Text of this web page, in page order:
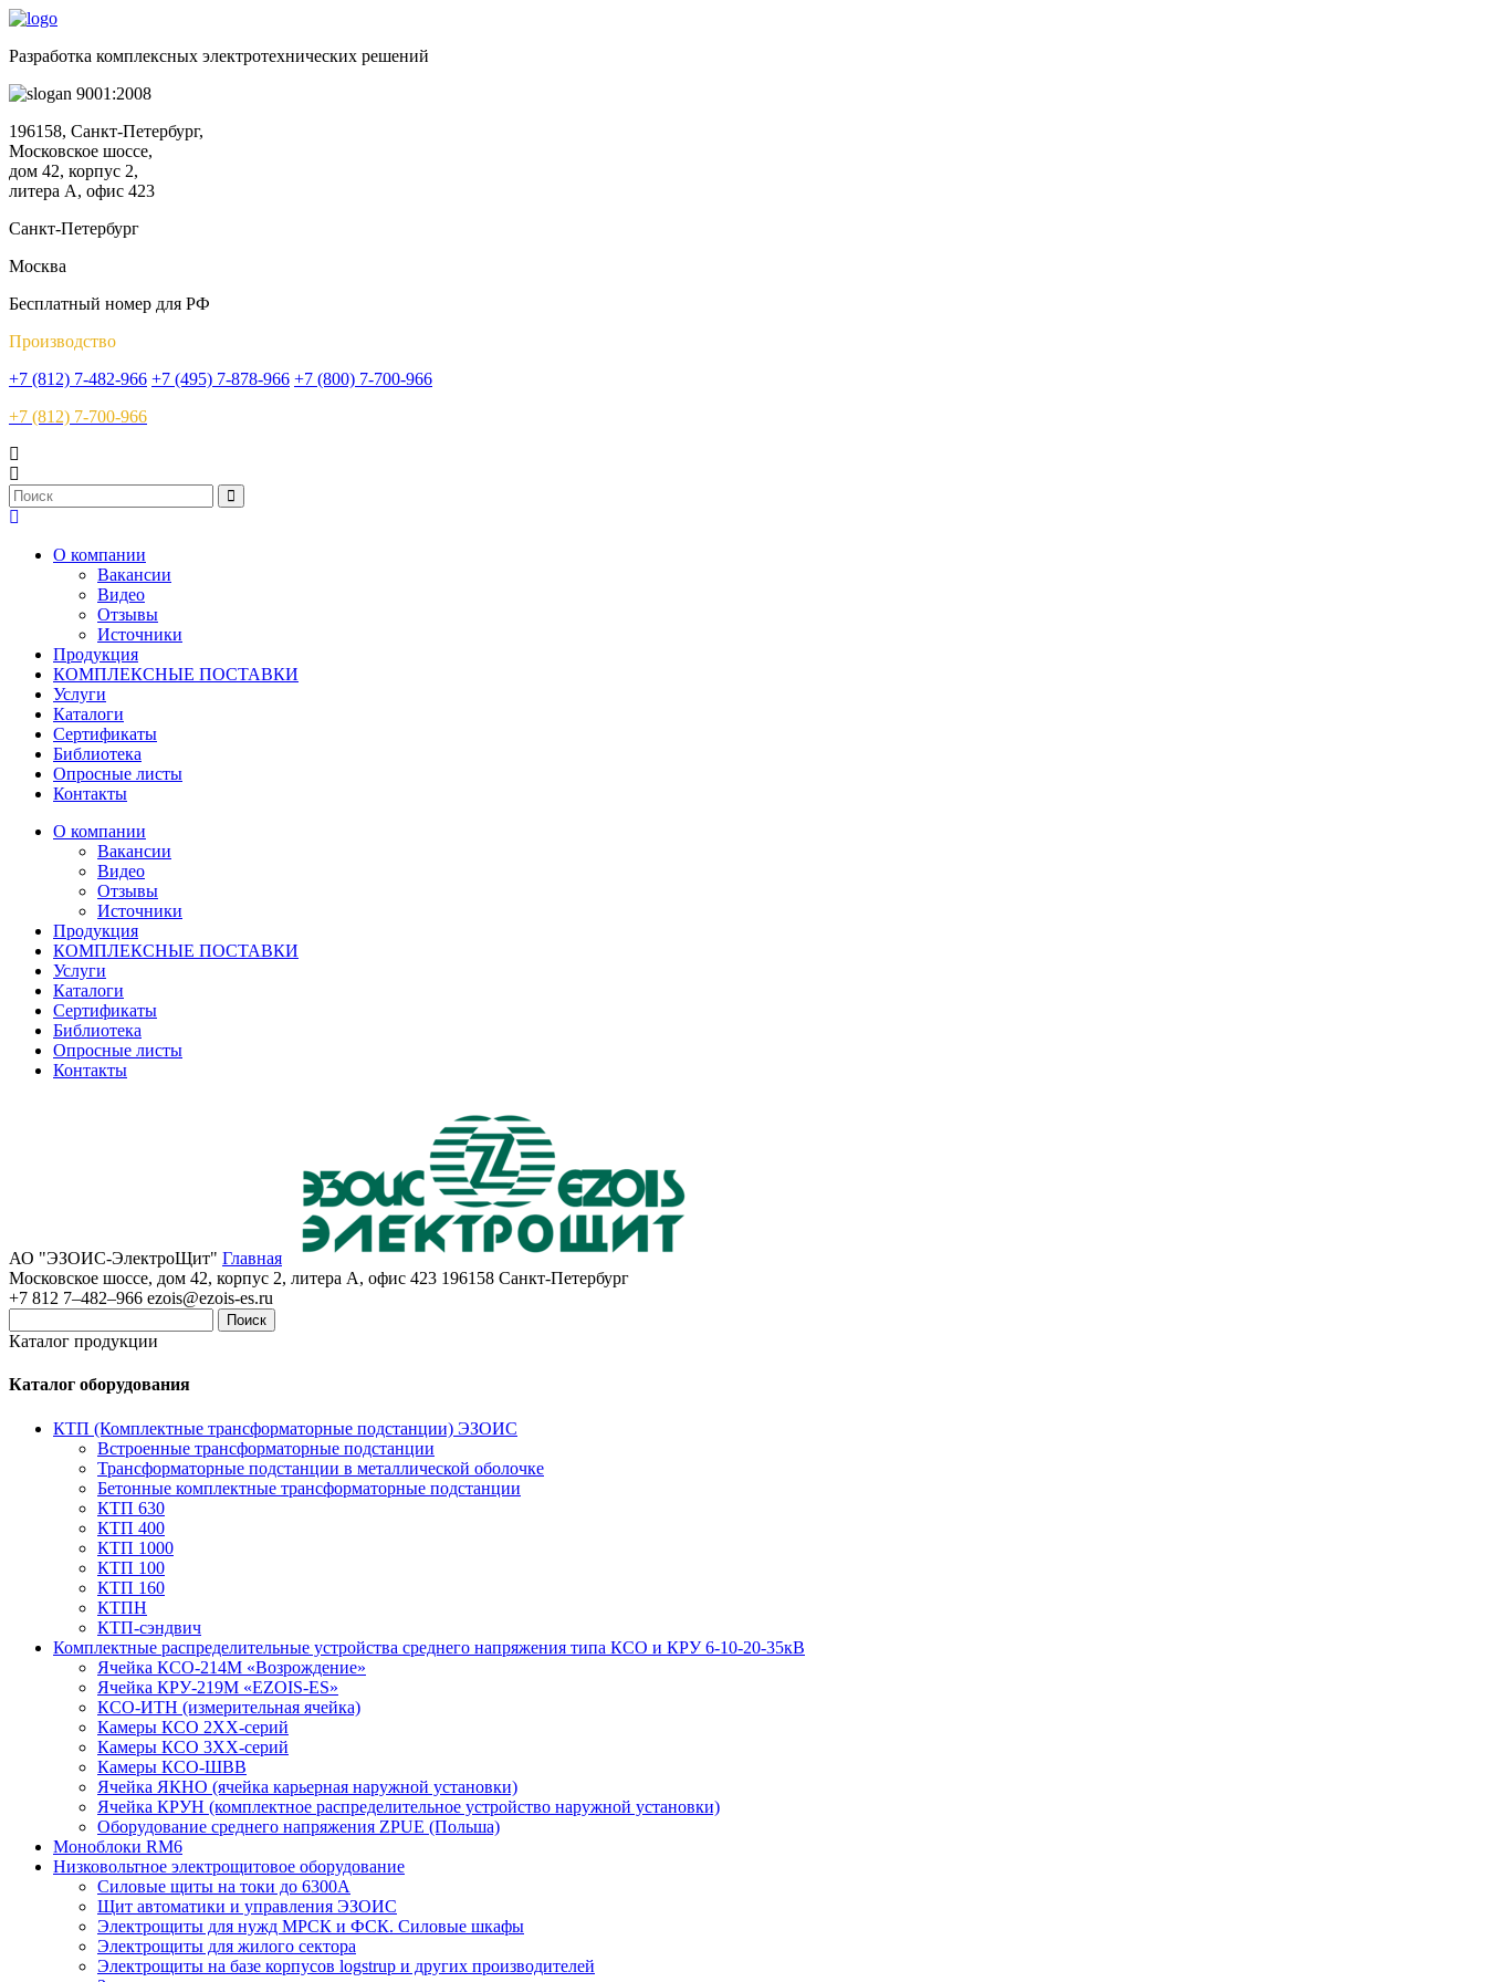
Разработка комплексных электротехнических решений
9001:2008
196158, Санкт-Петербург,
Московское шоссе,
дом 42, корпус 2,
литера А, офис 423
Санкт-Петербург
Москва
Бесплатный номер для РФ
Производство
+7 (812) 7-482-966 +7 (495) 7-878-966 +7 (800) 7-700-966
+7 (812) 7-700-966
О компании
Вакансии
Видео
Отзывы
Источники
Продукция
КОМПЛЕКСНЫЕ ПОСТАВКИ
Услуги
Каталоги
Сертификаты
Библиотека
Опросные листы
Контакты
О компании
Вакансии
Видео
Отзывы
Источники
Продукция
КОМПЛЕКСНЫЕ ПОСТАВКИ
Услуги
Каталоги
Сертификаты
Библиотека
Опросные листы
Контакты
АО "ЭЗОИС-ЭлектроЩит" Главная
Московское шоссе, дом 42, корпус 2, литера А, офис 423 196158 Санкт-Петербург
+7 812 7–482–966 ezois@ezois-es.ru
Поиск
Каталог продукции
Каталог оборудования
КТП (Комплектные трансформаторные подстанции) ЭЗОИС
Встроенные трансформаторные подстанции
Трансформаторные подстанции в металлической оболочке
Бетонные комплектные трансформаторные подстанции
КТП 630
КТП 400
КТП 1000
КТП 100
КТП 160
КТПН
КТП-сэндвич
Комплектные распределительные устройства среднего напряжения типа КСО и КРУ 6-10-20-35кВ
Ячейка КСО-214М «Возрождение»
Ячейка КРУ-219М «EZOIS-ES»
КСО-ИТН (измерительная ячейка)
Камеры КСО 2ХХ-серий
Камеры КСО 3ХХ-серий
Камеры КСО-ШВВ
Ячейка ЯКНО (ячейка карьерная наружной установки)
Ячейка КРУН (комплектное распределительное устройство наружной установки)
Оборудование среднего напряжения ZPUE (Польша)
Моноблоки RM6
Низковольтное электрощитовое оборудование
Силовые щиты на токи до 6300А
Щит автоматики и управления ЭЗОИС
Электрощиты для нужд МРСК и ФСК. Силовые шкафы
Электрощиты для жилого сектора
Электрощиты на базе корпусов logstrup и других производителей